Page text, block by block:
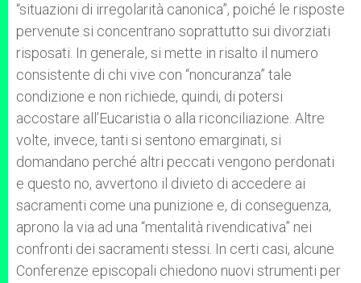
“situazioni di irregolarità canonica”, poiché le risposte
pervenute si concentrano soprattutto sui divorziati
risposati. In generale, si mette in risalto il numero
consistente di chi vive con “noncuranza” tale
condizione e non richiede, quindi, di potersi
accostare all’Eucaristia o alla riconciliazione. Altre
volte, invece, tanti si sentono emarginati, si
domandano perché altri peccati vengono perdonati
e questo no, avvertono il divieto di accedere ai
sacramenti come una punizione e, di conseguenza,
aprono la via ad una “mentalità rivendicativa” nei
confronti dei sacramenti stessi. In certi casi, alcune
Conferenze episcopali chiedono nuovi strumenti per